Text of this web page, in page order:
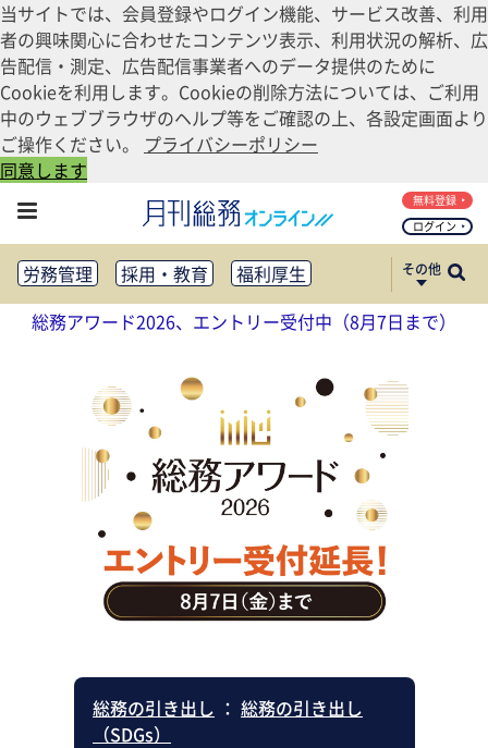
当サイトでは、会員登録やログイン機能、サービス改善、利用
者の興味関心に合わせたコンテンツ表示、利用状況の解析、広
告配信・測定、広告配信事業者へのデータ提供のために
Cookieを利用します。Cookieの削除方法については、ご利用
中のウェブブラウザのヘルプ等をご確認の上、各設定画面より
ご操作ください。 プライバシーポリシー
同意します
ログイン
無料登録
労務管理 採用・教育
福利厚生
健康経営
働き方改革
法務・コンプライアンス
リスクマネジメント・BCP
社外・社内広報
社外・社内コミュニケーション活性化
FM・オフィス移転
CSR・SDGs
テクノロジー活用・DX
助成金・補助金・コスト削減
アウトソーシング・BPO
調査・レポート
その他
総務アワード2026、エントリー受付中（8月7日まで）
総務の引き出し ： 総務の引き出し
（SDGs）